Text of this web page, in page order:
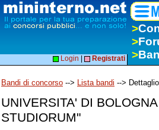
>
>
>
Login Registrati
Bandi di concorso --> Lista bandi -->
UNIVERSITA' DI
STUDIORUM"